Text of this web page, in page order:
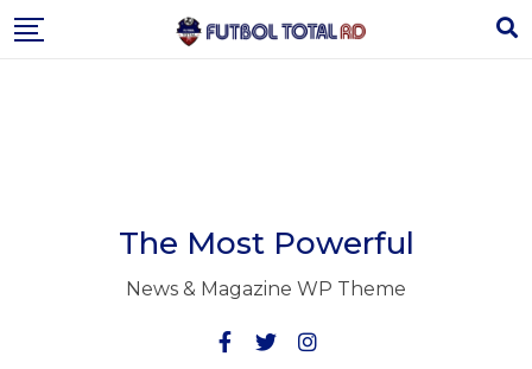
The Most Powerful
News & Magazine WP Theme